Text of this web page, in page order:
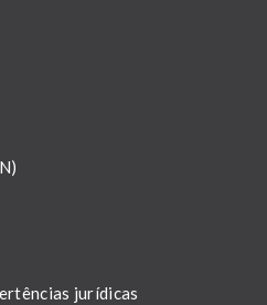
jurídicas